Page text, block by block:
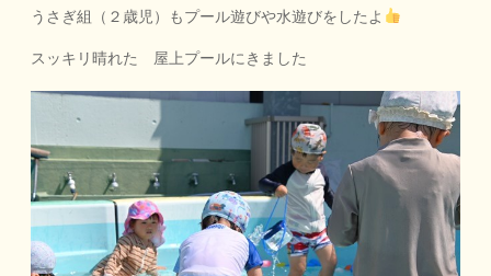
うさぎ組（２歳児）もプール遊びや水遊びをしたよ
スッキリ晴れた 屋上プールにきました